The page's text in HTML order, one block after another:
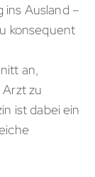
ins Ausland –
konsequent
an,
zu
ist dabei ein